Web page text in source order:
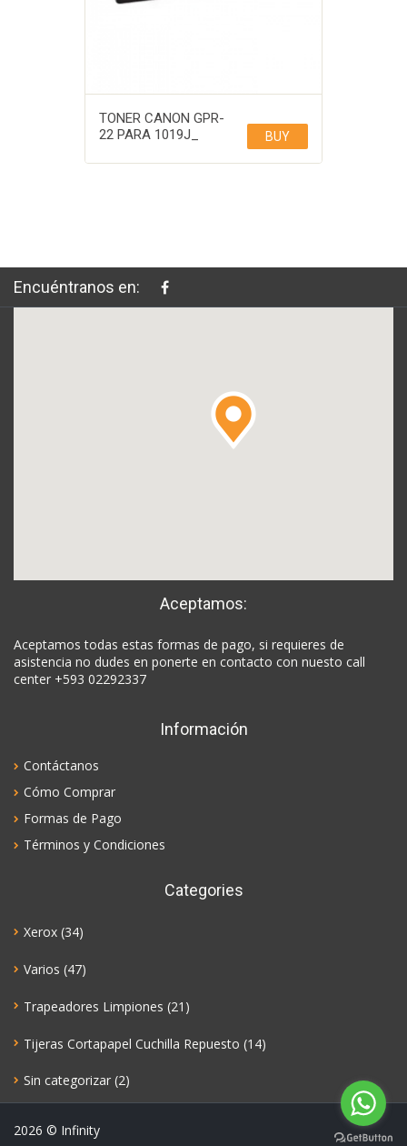
TONER CANON GPR-
22 PARA 1019J_
BUY
Encuéntranos en:
Aceptamos:
Aceptamos todas estas formas de pago, si requieres de
asistencia no dudes en ponerte en contacto con nuesto call
center +593 02292337
Información
Contáctanos
Cómo Comprar
Formas de Pago
Términos y Condiciones
Categories
Xerox (34)
Varios (47)
Trapeadores Limpiones (21)
Tijeras Cortapapel Cuchilla Repuesto (14)
Sin categorizar (2)
2026 © Infinity